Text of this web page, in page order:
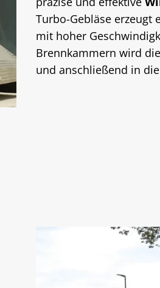
Turbo-Gebläse
mit hoher
Brennkammern wird
und anschließend in